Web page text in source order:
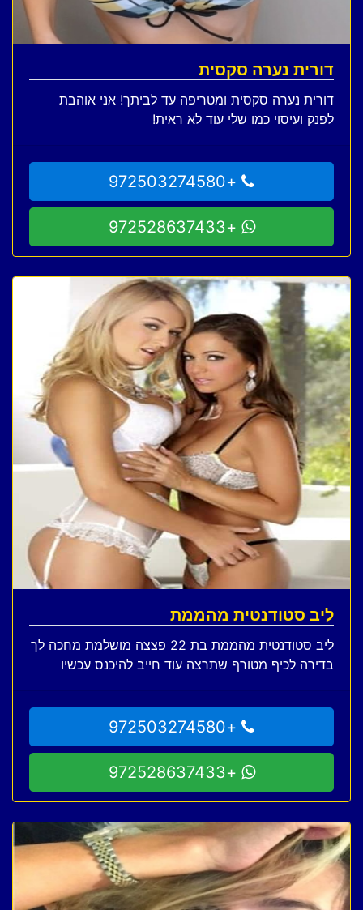
דורית נערה סקסית
דורית נערה סקסית ומטריפה עד לביתך! אני אוהבת
לפנק ועיסוי כמו שלי עוד לא ראית!
+972503274580
+972528637433
ליב סטודנטית מהממת
ליב סטודנטית מהממת בת 22 פצצה מושלמת מחכה לך
בדירה לכיף מטורף שתרצה עוד חייב להיכנס עכשיו
+972503274580
+972528637433